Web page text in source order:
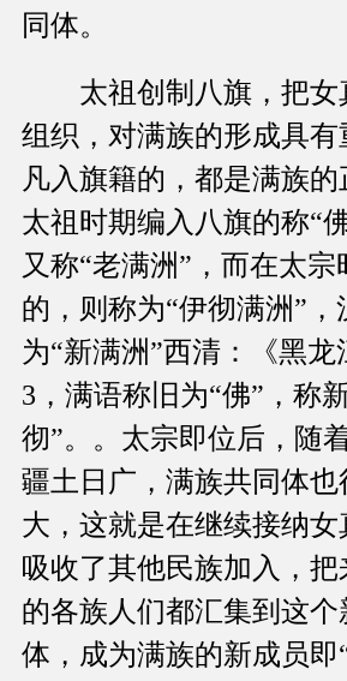
同体。
太祖创制八旗，把女
组织，对满族的形成具有
凡入旗籍的，都是满族
太祖时期编入八旗的称“
又称“老满洲”，而在太
的，则称为“伊彻满洲”，
为“新满洲”西清：《黑
3，满语称旧为“佛”，称
彻”。。太宗即位后，随
疆土日广，满族共同体
大，这就是在继续接纳
吸收了其他民族加入，
的各族人们都汇集到这个
体，成为满族的新成员即